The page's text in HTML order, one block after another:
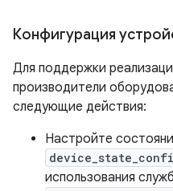
Конфигурация
Для поддержки
производители
следующие действия:
Настройте
использования